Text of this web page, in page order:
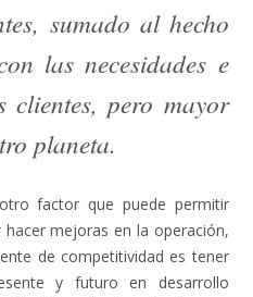
sumado al hecho
las necesidades e
clientes, pero mayor
planeta.
factor que puede permitir
mejoras en la operación,
de competitividad es tener
y futuro en desarrollo